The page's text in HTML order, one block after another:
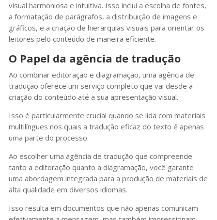
visual harmoniosa e intuitiva. Isso inclui a escolha de fontes,
a formatação de parágrafos, a distribuição de imagens e
gráficos, e a criação de hierarquias visuais para orientar os
leitores pelo conteúdo de maneira eficiente.
O Papel da agência de tradução
Ao combinar editoração e diagramação, uma agência de
tradução oferece um serviço completo que vai desde a
criação do conteúdo até a sua apresentação visual.
Isso é particularmente crucial quando se lida com materiais
multilíngues nos quais a tradução eficaz do texto é apenas
uma parte do processo.
Ao escolher uma agência de tradução que compreende
tanto a editoração quanto a diagramação, você garante
uma abordagem integrada para a produção de materiais de
alta qualidade em diversos idiomas.
Isso resulta em documentos que não apenas comunicam